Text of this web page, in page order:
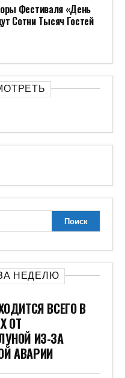
Фестиваля «День
Сотни Тысяч Гостей
НЕДЕЛЮ
ВСЕГО В
ОТ
ИЗ-ЗА
АВАРИИ